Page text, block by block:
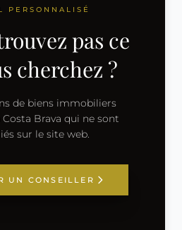
PERSONNALISÉ
pas ce
cherchez ?
de biens immobiliers
Brava qui ne sont
sur le site web.
UN CONSEILLER